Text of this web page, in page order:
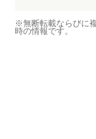
※無断転載ならびに
時の情報です。